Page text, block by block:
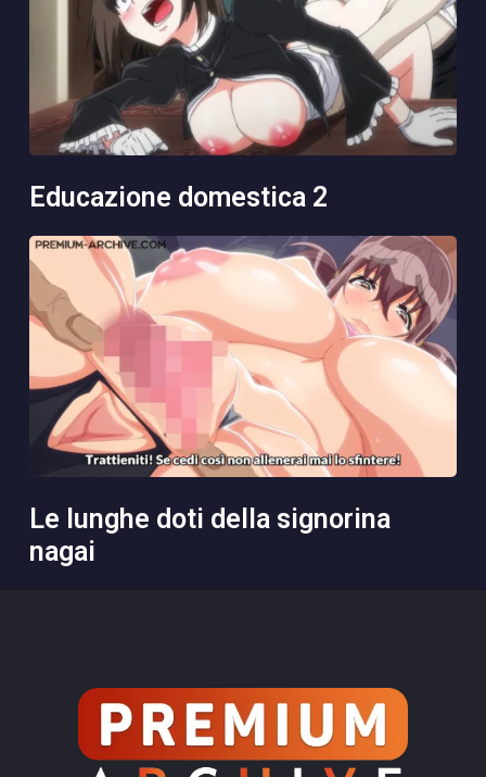
educazione domestica 2
le lunghe doti della signorina
nagai